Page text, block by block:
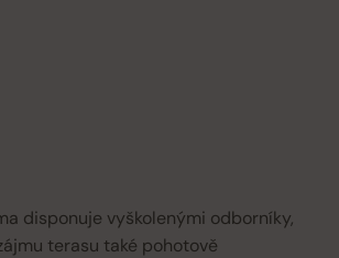
disponuje vyškolenými odborníky,
terasu také pohotově